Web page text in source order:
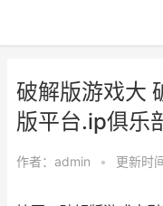
破解版游戏大
版平台.ip俱乐
作者： admin • 更新时